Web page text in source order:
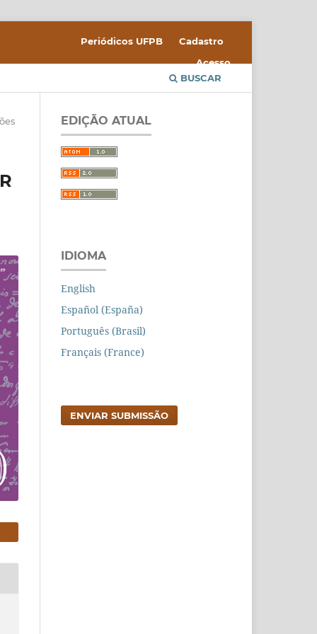
BUSCAR
Periódicos UFPB
Cadastro
Acesso
EDIÇÃO ATUAL
IDIOMA
English
Español (España)
Português (Brasil)
Français (France)
ENVIAR SUBMISSÃO